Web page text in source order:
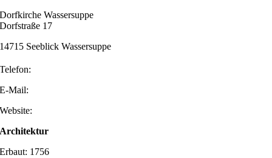
Dorfkirche Wassersuppe
Dorfstraße 17
14715 Seeblick Wassersuppe
Telefon:
E-Mail:
Website:
Architektur
Erbaut: 1756